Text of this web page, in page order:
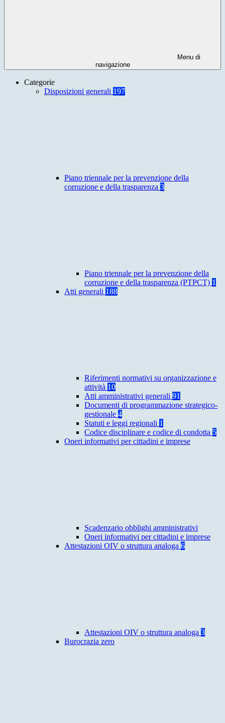
Menu di
navigazione
Categorie
Disposizioni generali 197
Piano triennale per la prevenzione della
corruzione e della trasparenza 3
Piano triennale per la prevenzione della
corruzione e della trasparenza (PTPCT) 1
Atti generali 188
Riferimenti normativi su organizzazione e
attività 10
Atti amministrativi generali 91
Documenti di programmazione strategico-
gestionale 4
Statuti e leggi regionali 1
Codice disciplinare e codice di condotta 5
Oneri informativi per cittadini e imprese
Scadenzario obblighi amministrativi
Oneri informativi per cittadini e imprese
Attestazioni OIV o struttura analoga 6
Attestazioni OIV o struttura analoga 3
Burocrazia zero